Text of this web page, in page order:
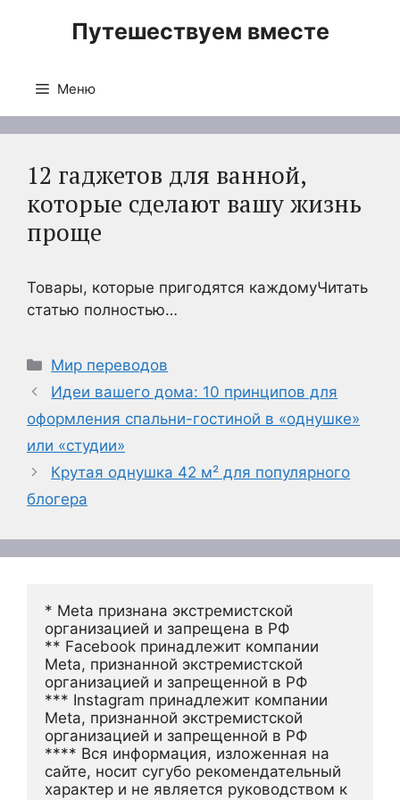
Путешествуем вместе
Меню
12 гаджетов для ванной,
которые сделают вашу жизнь
проще
Товары, которые пригодятся каждомуЧитать
статью полностью…
Рубрики
Мир переводов
Идеи вашего дома: 10 принципов для
оформления спальни-гостиной в «однушке»
или «студии»
Крутая однушка 42 м² для популярного
блогера
* Meta признана экстремистской
организацией и запрещена в РФ
** Facebook принадлежит компании
Meta, признанной экстремистской
организацией и запрещенной в РФ
*** Instagram принадлежит компании
Meta, признанной экстремистской
организацией и запрещенной в РФ
**** Вся информация, изложенная на
сайте, носит сугубо рекомендательный
характер и не является руководством к